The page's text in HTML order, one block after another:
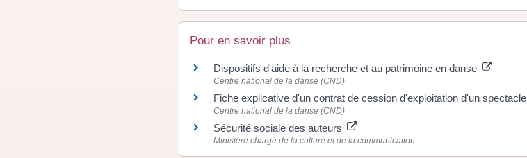
Pour en savoir plus
Dispositifs d'aide à la recherche et au patrimoine en danse
Centre national de la danse (CND)
Fiche explicative d'un contrat de cession d'exploitation d'un spectacle
Centre national de la danse (CND)
Sécurité sociale des auteurs
Ministère chargé de la culture et de la communication